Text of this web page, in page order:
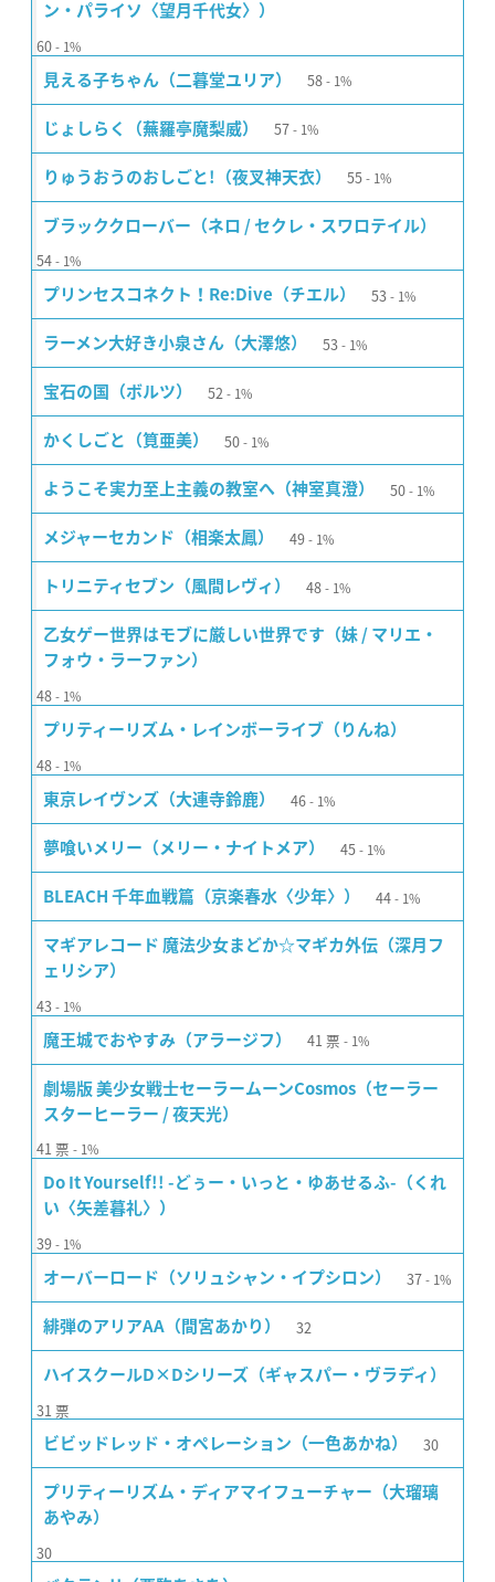
ン・パライソ〈望月千代女〉）
60 1%
見える子ちゃん（二暮堂ユリア） 58 1%
じょしらく（蕪羅亭魔梨威） 57 1%
りゅうおうのおしごと!（夜叉神天衣） 55 1%
ブラッククローバー（ネロ / セクレ・スワロテイル）
54 1%
プリンセスコネクト！Re:Dive（チエル） 53 1%
ラーメン大好き小泉さん（大澤悠） 53 1%
宝石の国（ボルツ） 52 1%
かくしごと（筧亜美） 50 1%
ようこそ実力至上主義の教室へ（神室真澄） 50 1%
メジャーセカンド（相楽太鳳） 49 1%
トリニティセブン（風間レヴィ） 48 1%
乙女ゲー世界はモブに厳しい世界です（妹 / マリエ・
フォウ・ラーファン）
48 1%
プリティーリズム・レインボーライブ（りんね）
48 1%
東京レイヴンズ（大連寺鈴鹿） 46 1%
夢喰いメリー（メリー・ナイトメア） 45 1%
BLEACH 千年血戦篇（京楽春水〈少年〉） 44 1%
マギアレコード 魔法少女まどか☆マギカ外伝（深月フ
ェリシア）
43 1%
魔王城でおやすみ（アラージフ） 41 票 1%
劇場版 美少女戦士セーラームーンCosmos（セーラー
スターヒーラー / 夜天光）
41 票 1%
Do It Yourself!! -どぅー・いっと・ゆあせるふ-（くれ
い〈矢差暮礼〉）
39 1%
オーバーロード（ソリュシャン・イプシロン） 37 1%
緋弾のアリアAA（間宮あかり） 32
ハイスクールD×Dシリーズ（ギャスパー・ヴラディ）
31 票
ビビッドレッド・オペレーション（一色あかね） 30
プリティーリズム・ディアマイフューチャー（大瑠璃
あやみ）
30